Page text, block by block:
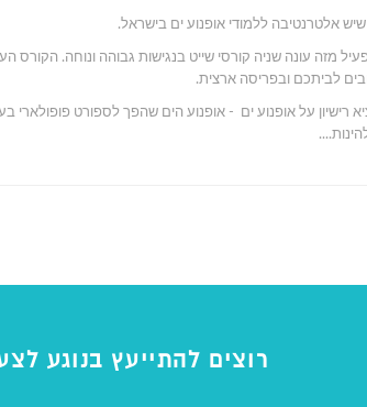
אלטרנטיבה ללמודי אופנוע ים בישראל.
מפעיל מזה עונה שניה קורסי שייט בנגישות גבוהה
לביתכם ובפריסה ארצית.
רוצים להתייעץ בנוגע